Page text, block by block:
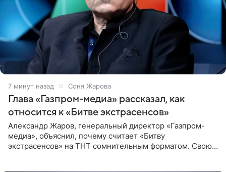
7 минут назад Соня Жарова
Глава «Газпром-медиа» рассказал, как
относится к «Битве экстрасенсов»
Александр Жаров, генеральный директор «Газпром-
медиа», объяснил, почему считает «Битву
экстрасенсов» на ТНТ сомнительным форматом. Свою